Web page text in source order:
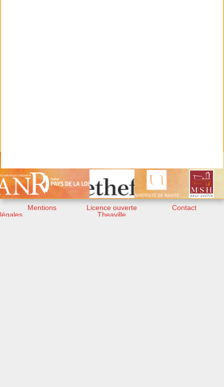
Mentions
légales
Licence ouverte
Theaville
Contact